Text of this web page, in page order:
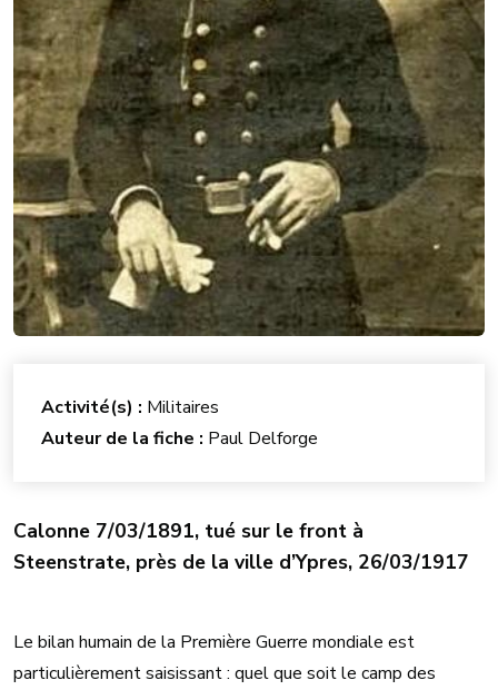
Calonne 7/03/1891, tué sur le front à
Steenstrate, près de la ville d’Ypres, 26/03/1917
Le bilan humain de la Première Guerre mondiale est
particulièrement saisissant : quel que soit le camp des
Activité(s) : Militaires
Auteur de la fiche : Paul Delforge